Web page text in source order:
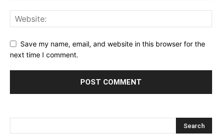
Save my name, email, and website in this browser for the
next time I comment.